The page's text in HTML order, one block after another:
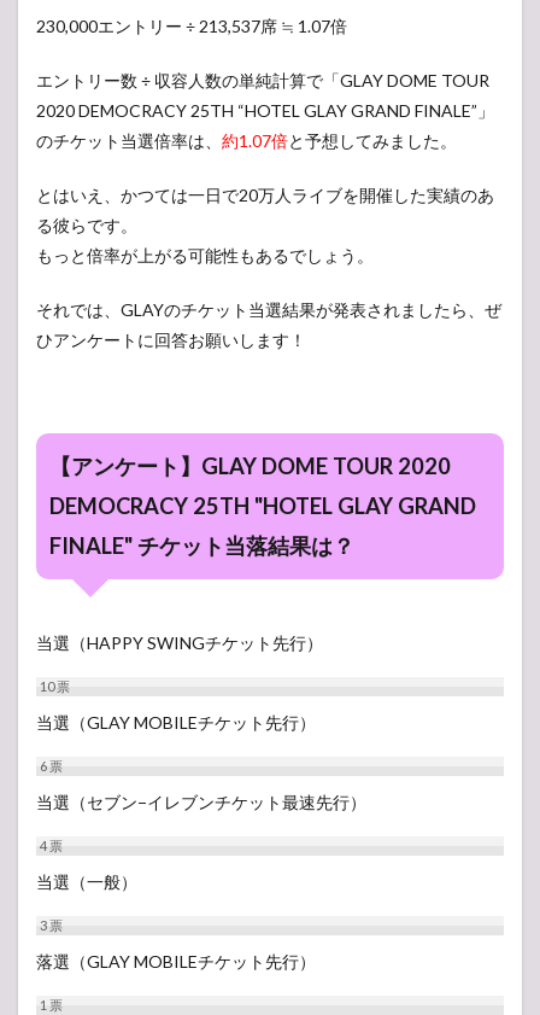
230,000エントリー ÷ 213,537席 ≒ 1.07倍
エントリー数 ÷ 収容人数の単純計算で「GLAY DOME TOUR
2020 DEMOCRACY 25TH “HOTEL GLAY GRAND FINALE”」
のチケット当選倍率は、 約1.07倍と予想してみました。
とはいえ、かつては一日で20万人ライブを開催した実績のあ
る彼らです。
もっと倍率が上がる可能性もあるでしょう。
それでは、GLAYのチケット当選結果が発表されましたら、ぜ
ひアンケートに回答お願いします！
【アンケート】GLAY DOME TOUR 2020
DEMOCRACY 25TH "HOTEL GLAY GRAND
FINALE" チケット当落結果は？
当選（HAPPY SWINGチケット先行）
10票
当選（GLAY MOBILEチケット先行）
6票
当選（セブン−イレブンチケット最速先行）
4票
当選（一般）
3票
落選（GLAY MOBILEチケット先行）
1票